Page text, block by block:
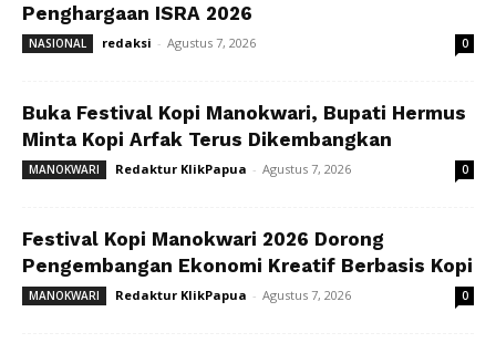
Penghargaan ISRA 2026
NASIONAL redaksi - Agustus 7, 2026 0
Buka Festival Kopi Manokwari, Bupati Hermus
Minta Kopi Arfak Terus Dikembangkan
MANOKWARI Redaktur KlikPapua - Agustus 7, 2026 0
Festival Kopi Manokwari 2026 Dorong
Pengembangan Ekonomi Kreatif Berbasis Kopi
MANOKWARI Redaktur KlikPapua - Agustus 7, 2026 0